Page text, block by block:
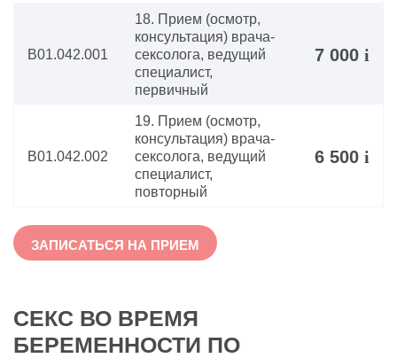
В01.042.001
18. Прием (осмотр,
консультация) врача-
сексолога, ведущий
специалист,
первичный
7 000 i
В01.042.002
19. Прием (осмотр,
консультация) врача-
сексолога, ведущий
специалист,
повторный
6 500 i
ЗАПИСАТЬСЯ НА ПРИЕМ
СЕКС ВО ВРЕМЯ
БЕРЕМЕННОСТИ ПО